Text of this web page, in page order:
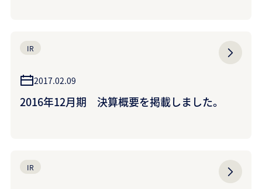
IR
2017.02.09
2016年12月期 決算概要を掲載しました。
IR